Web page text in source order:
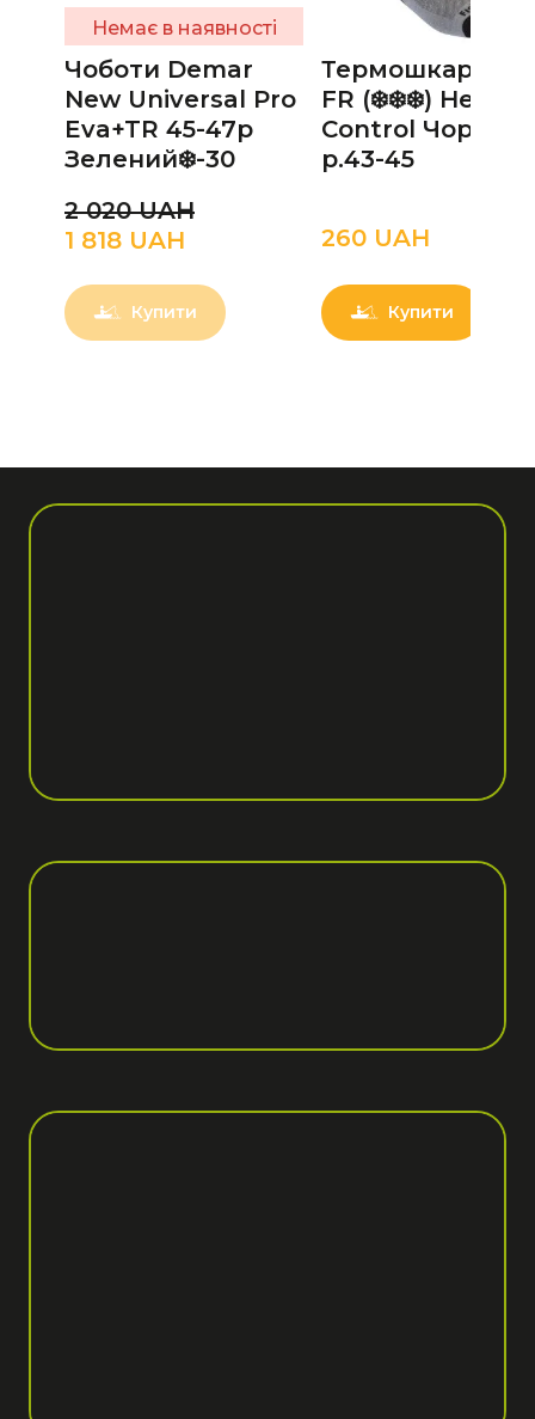
Немає в наявності
Чоботи Demar
New Universal Pro
Eva+TR 45-47р
Зелений❄️-30
2 020 UAН
1 818 UAН
Купити
FR (❄️❄️❄️) Heat
Control Чорно-
р.43-45
260 UAН
Купити